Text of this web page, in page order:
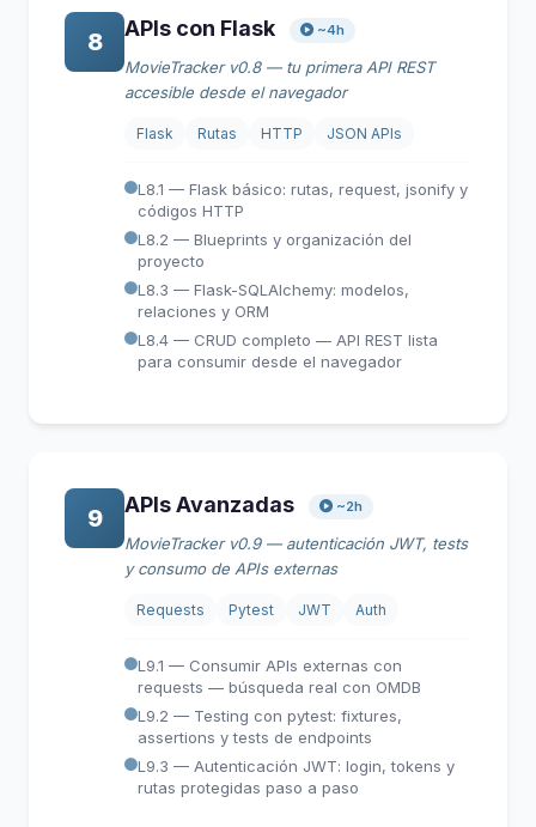
8 APIs con Flask ~4h
MovieTracker v0.8 — tu primera API REST
accesible desde el navegador
Flask Rutas HTTP JSON APIs
L8.1 — Flask básico: rutas, request, jsonify y
códigos HTTP
L8.2 — Blueprints y organización del
proyecto
L8.3 — Flask-SQLAlchemy: modelos,
relaciones y ORM
L8.4 — CRUD completo — API REST lista
para consumir desde el navegador
9 APIs Avanzadas ~2h
MovieTracker v0.9 — autenticación JWT, tests
y consumo de APIs externas
Requests Pytest JWT Auth
L9.1 — Consumir APIs externas con
requests — búsqueda real con OMDB
L9.2 — Testing con pytest: fixtures,
assertions y tests de endpoints
L9.3 — Autenticación JWT: login, tokens y
rutas protegidas paso a paso